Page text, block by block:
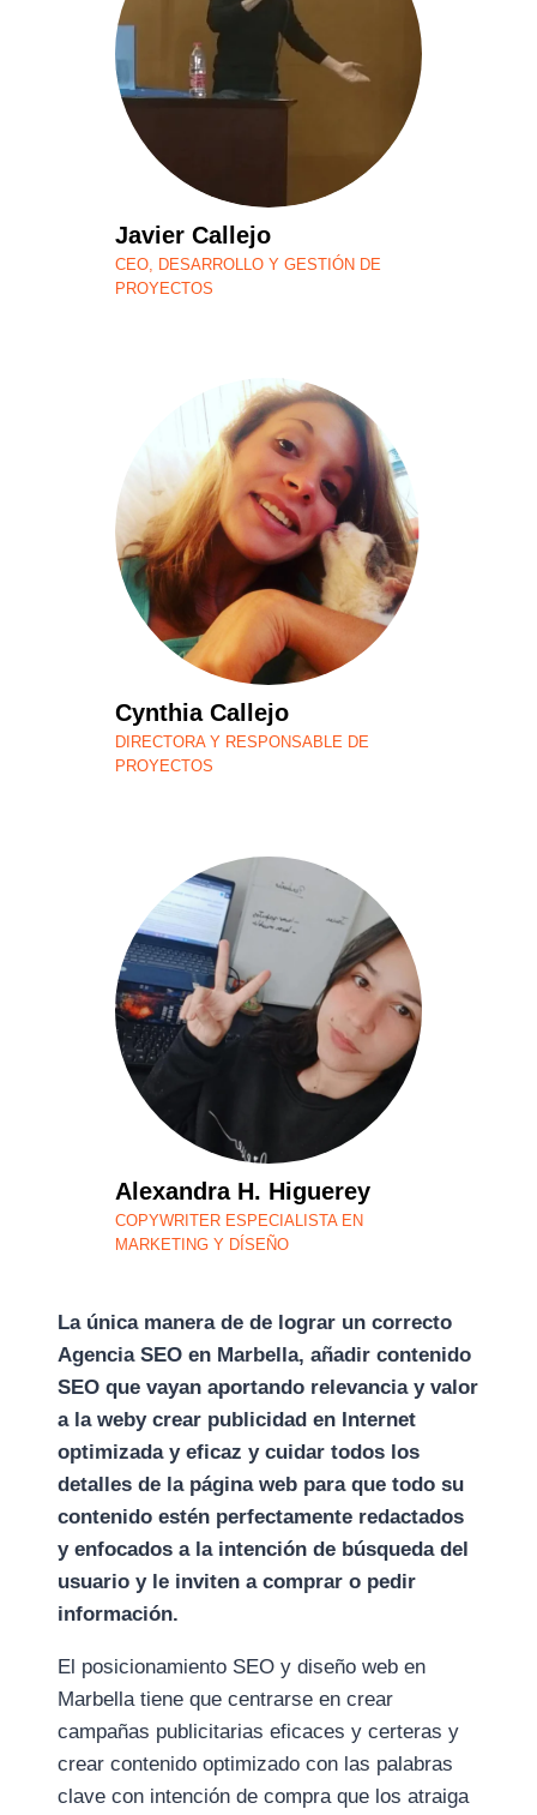
Javier Callejo
CEO, DESARROLLO Y GESTIÓN DE
PROYECTOS
Cynthia Callejo
DIRECTORA Y RESPONSABLE DE
PROYECTOS
Alexandra H. Higuerey
COPYWRITER ESPECIALISTA EN
MARKETING Y DÍSEÑO
La única manera de de lograr un correcto
Agencia SEO en Marbella, añadir contenido
SEO que vayan aportando relevancia y valor
a la weby crear publicidad en Internet
optimizada y eficaz y cuidar todos los
detalles de la página web para que todo su
contenido estén perfectamente redactados
y enfocados a la intención de búsqueda del
usuario y le inviten a comprar o pedir
información.
El posicionamiento SEO y diseño web en
Marbella tiene que centrarse en crear
campañas publicitarias eficaces y certeras y
crear contenido optimizado con las palabras
clave con intención de compra que los atraiga